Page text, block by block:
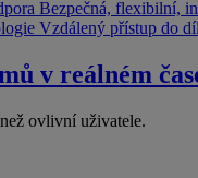
Bezpečná, flexibilní,
Vzdálený přístup do
v reálném
ovlivní uživatele.